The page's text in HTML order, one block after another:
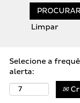
Limpar
Selecione a
alerta: